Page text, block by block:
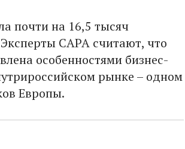
почти на 16,5 тысяч
САРА считают, что
особенностями бизнес-
рынке – одном
Европы.